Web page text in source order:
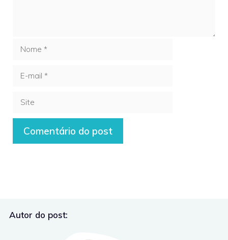
Nome
E-
Site
Autor do post: